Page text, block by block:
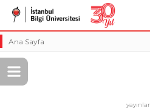
Ana Sayfa